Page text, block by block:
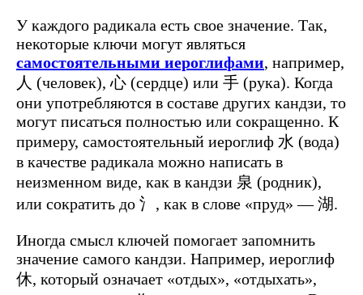
У каждого радикала есть свое значение. Так,
некоторые ключи могут являться
самостоятельными иероглифами, например,
人 (человек), 心 (сердце) или 手 (рука). Когда
они употребляются в составе других кандзи, то
могут писаться полностью или сокращенно. К
примеру, самостоятельный иероглиф 水 (вода)
в качестве радикала можно написать в
неизменном виде, как в кандзи 泉 (родник),
или сократить до 氵, как в слове «пруд» — 湖.
Иногда смысл ключей помогает запомнить
значение самого кандзи. Например, иероглиф
休, который означает «отдых», «отдыхать»,